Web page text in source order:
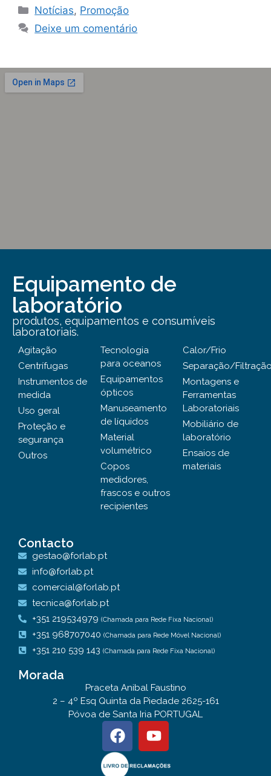
Notícias, Promoção
Deixe um comentário
Equipamento de
laboratório
produtos, equipamentos e consumíveis
laboratoriais.
Agitação
Centrífugas
Instrumentos de
medida
Uso geral
Proteção e
segurança
Outros
Tecnologia
para oceanos
Equipamentos
ópticos
Manuseamento
de líquidos
Material
volumétrico
Copos
medidores,
frascos e outros
recipientes
Calor/Frio
Separação/
Montagens e
Ferramentas
Laboratoriais
Mobiliário de
laboratório
Ensaios de
materiais
Contacto
gestao@forlab.pt
info@forlab.pt
comercial@forlab.pt
tecnica@forlab.pt
+351 219534979 (Chamada para Rede Fixa Nacional)
+351 968707040 (Chamada para Rede Móvel Nacional)
+351 210 539 143 (Chamada para Rede Fixa Nacional)
Morada
Praceta Anibal Faustino
2 – 4º Esq Quinta da Piedade 2625-161
Póvoa de Santa Iria PORTUGAL